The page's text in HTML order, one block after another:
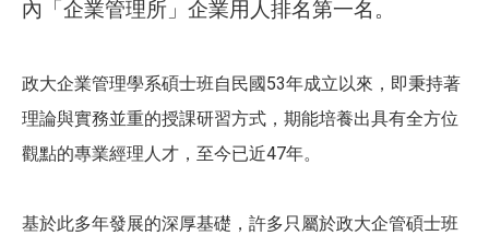
內「企業管理所」企業用人排名第一名。
政大企業管理學系碩士班自民國53年成立以來，即秉持著
理論與實務並重的授課研習方式，期能培養出具有全方位
觀點的專業經理人才，至今已近47年。
基於此多年發展的深厚基礎，許多只屬於政大企管碩士班